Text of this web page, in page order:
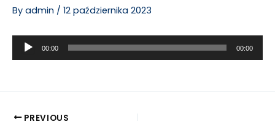
By admin / 12 października 2023
Odtwarzacz
00:00 00:00
PREVIOUS